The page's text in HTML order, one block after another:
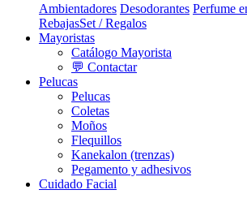
Ambientadores Desodorantes Perfume
RebajasSet / Regalos
Mayoristas
Catálogo Mayorista
💬 Contactar
Pelucas
Pelucas
Coletas
Moños
Flequillos
Kanekalon (trenzas)
Pegamento y adhesivos
Cuidado Facial